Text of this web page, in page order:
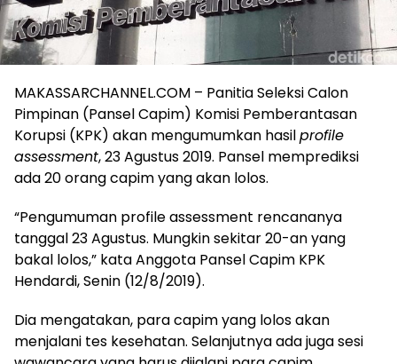
MAKASSARCHANNEL.COM – Panitia Seleksi Calon
Pimpinan (Pansel Capim) Komisi Pemberantasan
Korupsi (KPK) akan mengumumkan hasilprofile
assessment, 23 Agustus 2019. Pansel memprediksi
ada 20 orang capim yang akan lolos.
“Pengumuman profile assessment rencananya
tanggal 23 Agustus. Mungkin sekitar 20-an yang
bakal lolos,” kata Anggota Pansel Capim KPK
Hendardi, Senin (12/8/2019).
Dia mengatakan, para capim yang lolos akan
menjalani tes kesehatan. Selanjutnya ada juga sesi